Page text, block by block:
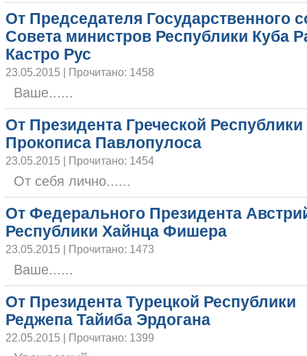
От Председателя Государственного
Совета министров Республики Куба
Кастро Рус
23.05.2015 | Прочитано: 1458
Ваше......
От Президента Греческой Республики
Прокописа Павлопулоса
23.05.2015 | Прочитано: 1454
От себя лично......
От Федерального Президента
Республики Хайнца Фишера
23.05.2015 | Прочитано: 1473
Ваше......
От Президента Турецкой Республики
Реджепа Тайиба Эрдогана
22.05.2015 | Прочитано: 1399